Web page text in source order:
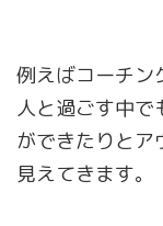
例えばコーチン
人と過ごす中で
ができたりと
見えてきます。